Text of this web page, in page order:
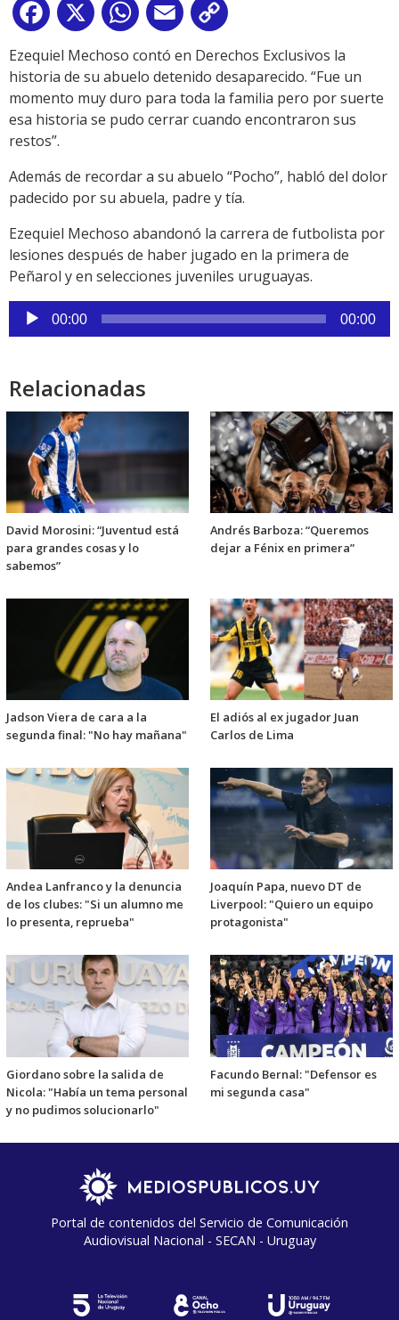
Facebook
X WhatsApp
Email
Link
Ezequiel Mechoso contó en Derechos Exclusivos la
historia de su abuelo detenido desaparecido. “Fue un
momento muy duro para toda la familia pero por suerte
esa historia se pudo cerrar cuando encontraron sus
restos”.
Además de recordar a su abuelo “Pocho”, habló del dolor
padecido por su abuela, padre y tía.
Ezequiel Mechoso abandonó la carrera de futbolista por
lesiones después de haber jugado en la primera de
Peñarol y en selecciones juveniles uruguayas.
Reproductor
de
00:00 00:00
Relacionadas
David Morosini: “Juventud está
para grandes cosas y lo
sabemos”
Andrés Barboza: “Queremos
dejar a Fénix en primera”
Jadson Viera de cara a la
segunda final: "No hay mañana"
El adiós al ex jugador Juan
Carlos de Lima
Andea Lanfranco y la denuncia
de los clubes: "Si un alumno me
lo presenta, reprueba"
Joaquín Papa, nuevo DT de
Liverpool: "Quiero un equipo
protagonista"
Giordano sobre la salida de
Nicola: "Había un tema personal
y no pudimos solucionarlo"
Facundo Bernal: "Defensor es
mi segunda casa"
Portal de contenidos del Servicio de Comunicación
Audiovisual Nacional - SECAN - Uruguay